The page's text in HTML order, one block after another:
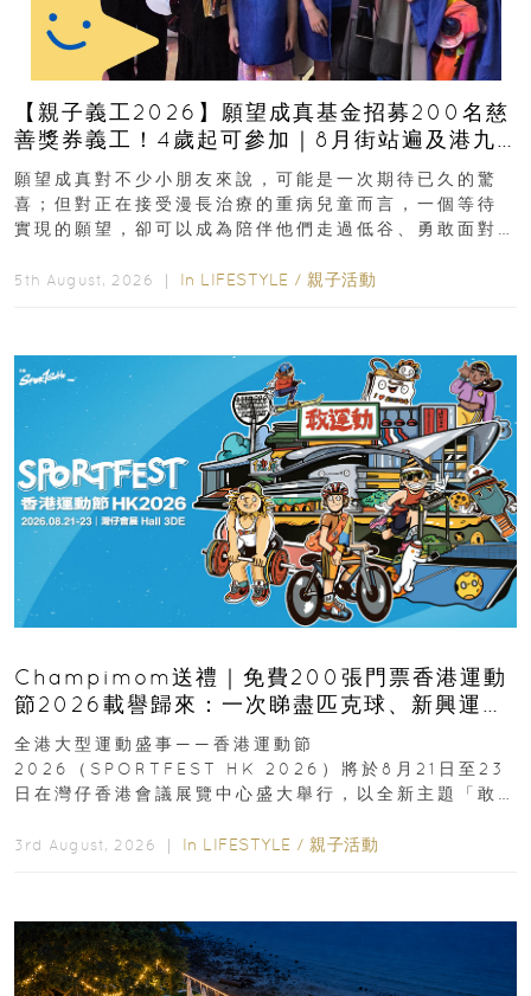
【親子義工2026】願望成真基金招募200名慈
善獎券義工！4歲起可參加｜8月街站遍及港九
新界
願望成真對不少小朋友來說，可能是一次期待已久的驚
喜；但對正在接受漫長治療的重病兒童而言，一個等待
實現的願望，卻可以成為陪伴他們走過低谷、勇敢面對
5th August, 2026 ｜ In LIFESTYLE / 親子活動
Champimom送禮｜免費200張門票香港運動
節2026載譽歸來：一次睇盡匹克球、新興運
動、街舞比賽＋逾百運動品牌展覽
全港大型運動盛事——香港運動節
2026（SPORTFEST HK 2026）將於8月21日至23
日在灣仔香港會議展覽中心盛大舉行，以全新主題「敢
3rd August, 2026 ｜ In LIFESTYLE / 親子活動